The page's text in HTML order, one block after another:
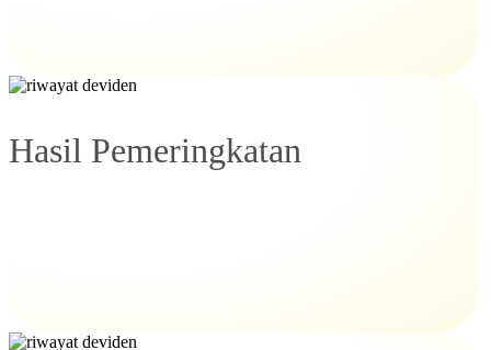
Hasil Pemeringkatan